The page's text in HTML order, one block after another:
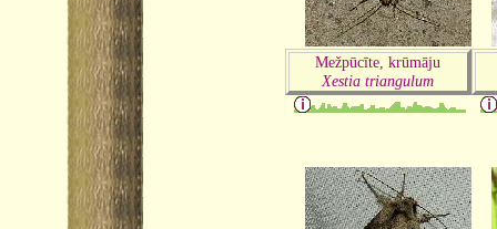
Mežpūcīte, krūmāju
Xestia triangulum